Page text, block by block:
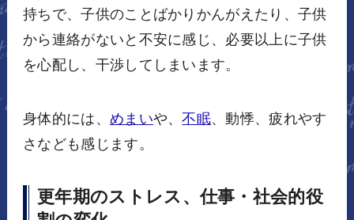
持ちで、子供のことばかりかんがえたり、子供
から連絡がないと不安に感じ、必要以上に子供
を心配し、干渉してしまいます。
身体的には、 めまいや、不眠、動悸、疲れやす
さなども感じます。
更年期のストレス、仕事・社会的役